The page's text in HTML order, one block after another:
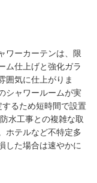
ワーカーテンは、限
ム仕上げと強化ガラ
囲気に仕上がりま
シャワールームが実
るため短時間で設置
水工事との複雑な取
ホテルなど不特定多
した場合は速やかに